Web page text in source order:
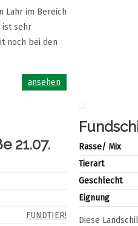
Lahr im Bereich
ist sehr
noch bei den
ansehen
21.07.
FUNDTIER!
Rasse/ Mix
Tierart
Geschlecht
Eignung
Diese